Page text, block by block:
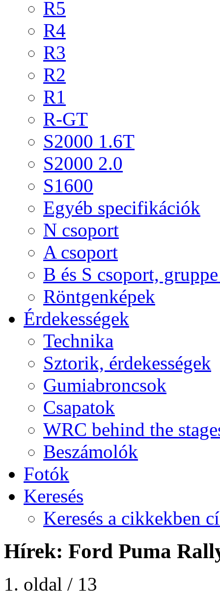
R5
R4
R3
R2
R1
R-GT
S2000 1.6T
S2000 2.0
S1600
Egyéb specifikációk
N csoport
A csoport
B és S csoport,
Röntgenképek
Érdekességek
Technika
Sztorik, érdekességek
Gumiabroncsok
Csapatok
WRC behind the
Beszámolók
Fotók
Keresés
Keresés a cikkekben
Hírek: Ford Puma
1. oldal / 13